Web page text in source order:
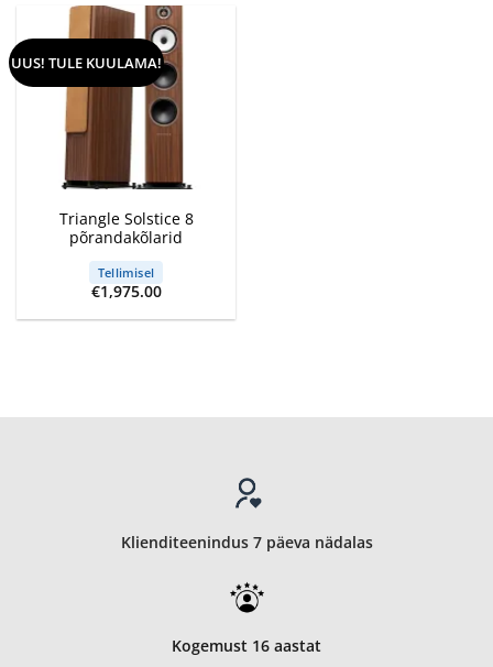
UUS! TULE KUULAMA!
Triangle Solstice 8
põrandakõlarid
Tellimisel
€1,975.00
Klienditeenindus 7 päeva nädalas
Kogemust 16 aastat